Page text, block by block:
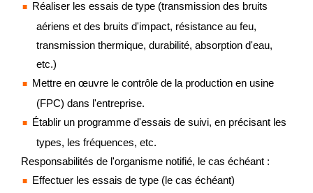
Réaliser les essais de type (transmission des bruits
aériens et des bruits d'impact, résistance au feu,
transmission thermique, durabilité, absorption d'eau,
etc.)
Mettre en œuvre le contrôle de la production en usine
(FPC) dans l'entreprise.
Établir un programme d'essais de suivi, en précisant les
types, les fréquences, etc.
Responsabilités de l'organisme notifié, le cas échéant :
Effectuer les essais de type (le cas échéant)